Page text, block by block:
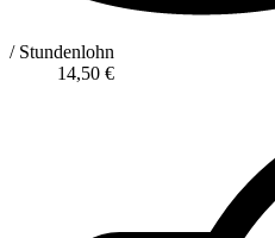
/ Stundenlohn
14,50 €